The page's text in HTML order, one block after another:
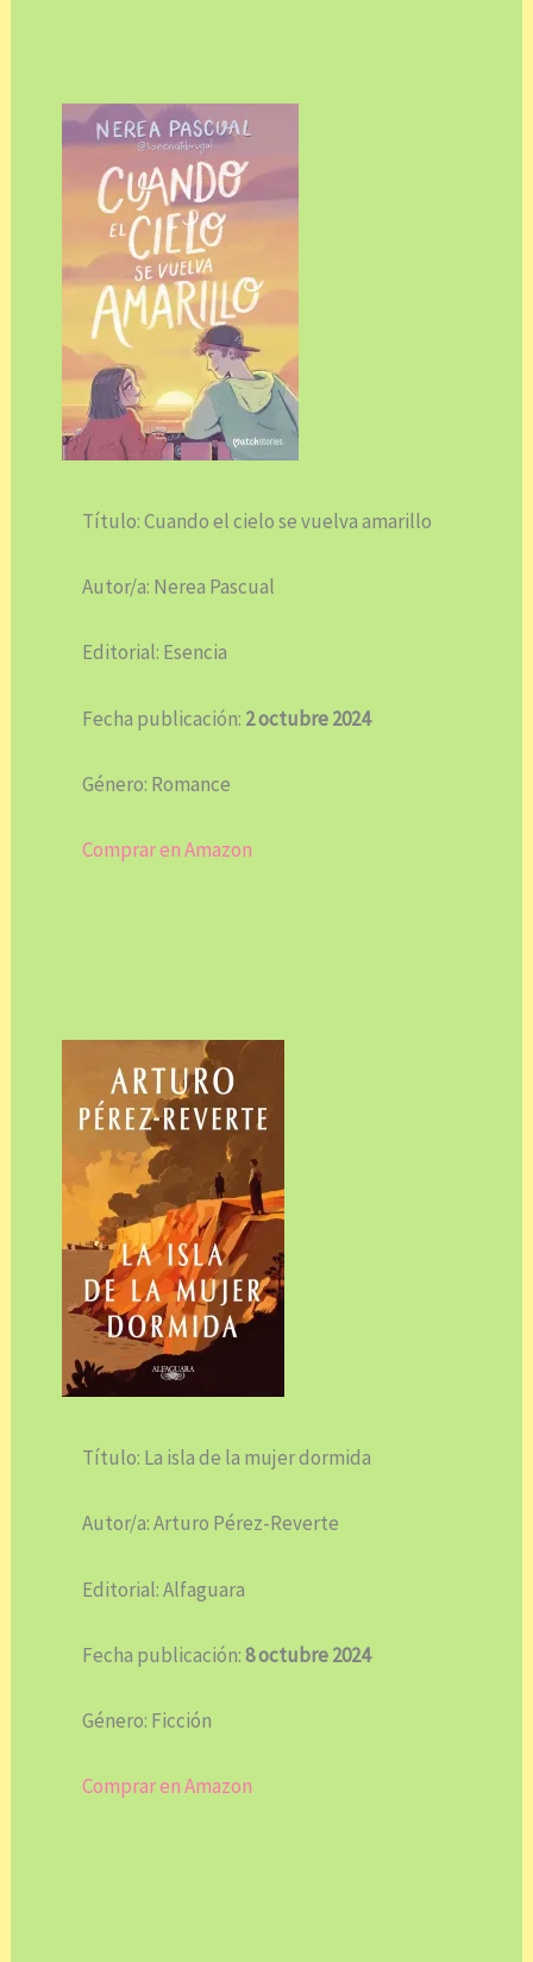
Título: Cuando el cielo se vuelva amarillo
Autor/a: Nerea Pascual
Editorial: Esencia
Fecha publicación: 2 octubre 2024
Género: Romance
Comprar en Amazon
Título: La isla de la mujer dormida
Autor/a: Arturo Pérez-Reverte
Editorial: Alfaguara
Fecha publicación:8 octubre 2024
Género: Ficción
Comprar en Amazon